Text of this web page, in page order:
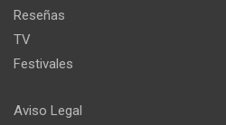
Reseñas
TV
Festivales
Aviso Legal